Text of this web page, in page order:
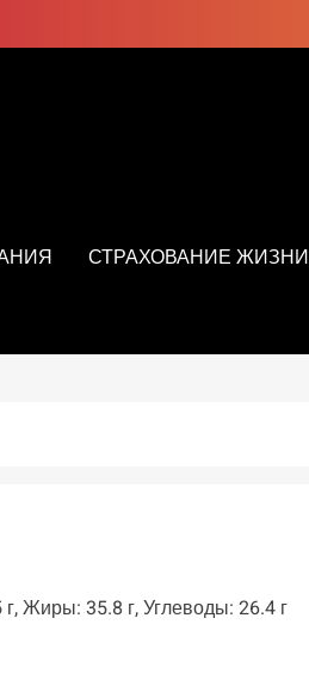
СТРАХОВАНИЕ ЖИЗНИ
Жиры: 35.8 г, Углеводы: 26.4 г